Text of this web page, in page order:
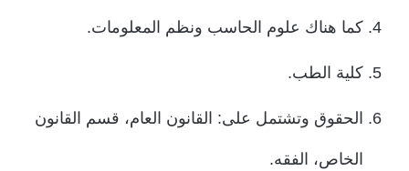
كما هناك علوم الحاسب ونظم المعلومات.
كلية الطب.
الحقوق وتشتمل على: القانون العام، قسم القانون
الخاص، الفقه.